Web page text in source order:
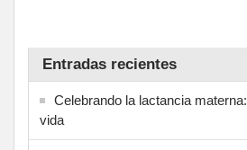
Entradas recientes
Celebrando la lactancia
vida